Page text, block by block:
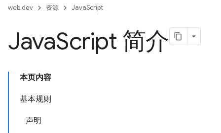
web.dev 资源 JavaScript
JavaScript 简介
本页内容
基本规则
声明